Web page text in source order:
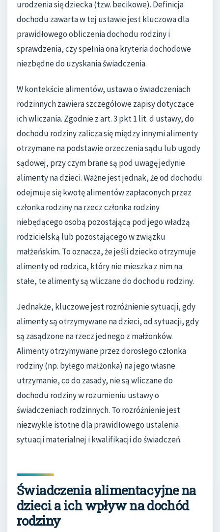
urodzenia się dziecka (tzw. becikowe). Definicja
dochodu zawarta w tej ustawie jest kluczowa dla
prawidłowego obliczenia dochodu rodziny i
sprawdzenia, czy spełnia ona kryteria dochodowe
niezbędne do uzyskania świadczenia.
W kontekście alimentów, ustawa o świadczeniach
rodzinnych zawiera szczegółowe zapisy dotyczące
ich wliczania. Zgodnie z art. 3 pkt 1 lit. d ustawy, do
dochodu rodziny zalicza się między innymi alimenty
otrzymane na podstawie orzeczenia sądu lub ugody
sądowej, przy czym brane są pod uwagę jedynie
alimenty na dzieci. Ważne jest jednak, że od dochodu
odejmuje się kwotę alimentów zapłaconych przez
członka rodziny na rzecz członka rodziny
niebędącego osobą pozostającą pod jego władzą
rodzicielską lub pozostającego w związku
małżeńskim. To oznacza, że jeśli dziecko otrzymuje
alimenty od rodzica, który nie mieszka z nim na
stałe, te alimenty są wliczane do dochodu rodziny.
Jednakże, kluczowe jest rozróżnienie sytuacji, gdy
alimenty są otrzymywane na dzieci, od sytuacji, gdy
są zasądzone na rzecz jednego z małżonków.
Alimenty otrzymywane przez dorosłego członka
rodziny (np. byłego małżonka) na jego własne
utrzymanie, co do zasady, nie są wliczane do
dochodu rodziny w rozumieniu ustawy o
świadczeniach rodzinnych. To rozróżnienie jest
niezwykle istotne dla prawidłowego ustalenia
sytuacji materialnej i kwalifikacji do świadczeń.
Świadczenia alimentacyjne na
dzieci a ich wpływ na dochód
rodziny